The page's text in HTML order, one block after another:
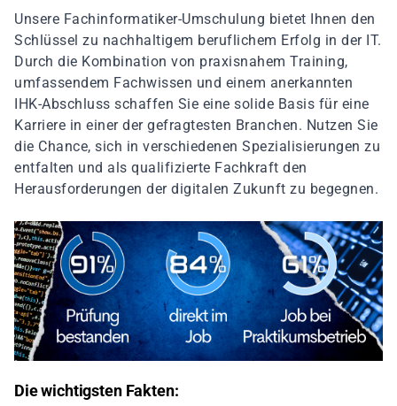
Unsere Fachinformatiker-Umschulung bietet Ihnen den
Schlüssel zu nachhaltigem beruflichem Erfolg in der IT.
Durch die Kombination von praxisnahem Training,
umfassendem Fachwissen und einem anerkannten
IHK-Abschluss schaffen Sie eine solide Basis für eine
Karriere in einer der gefragtesten Branchen. Nutzen Sie
die Chance, sich in verschiedenen Spezialisierungen zu
entfalten und als qualifizierte Fachkraft den
Herausforderungen der digitalen Zukunft zu begegnen.
Die wichtigsten Fakten: